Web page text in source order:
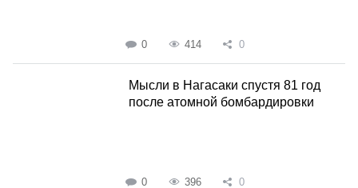
0 414 0
Мысли в Нагасаки спустя 81 год
после атомной бомбардировки
0 396 0